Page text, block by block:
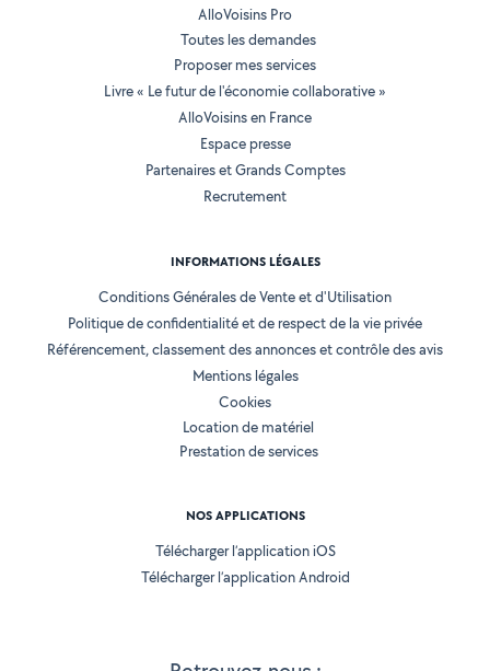
AlloVoisins Pro
Toutes les demandes
Proposer mes services
Livre « Le futur de l'économie collaborative »
AlloVoisins en France
Espace presse
Partenaires et Grands Comptes
Recrutement
INFORMATIONS LÉGALES
Conditions Générales de Vente et d'Utilisation
Politique de confidentialité et de respect de la vie privée
Référencement, classement des annonces et contrôle des avis
Mentions légales
Cookies
Location de matériel
Prestation de services
NOS APPLICATIONS
Télécharger l’application iOS
Télécharger l’application Android